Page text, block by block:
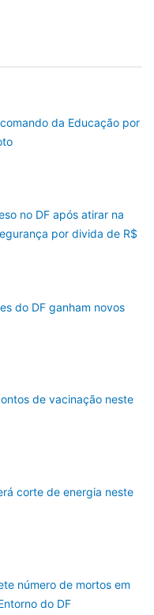
da Educação por
no DF após atirar na
por divida de R$
do DF ganham novos
de vacinação neste
corte de energia neste
número de mortos em
do DF